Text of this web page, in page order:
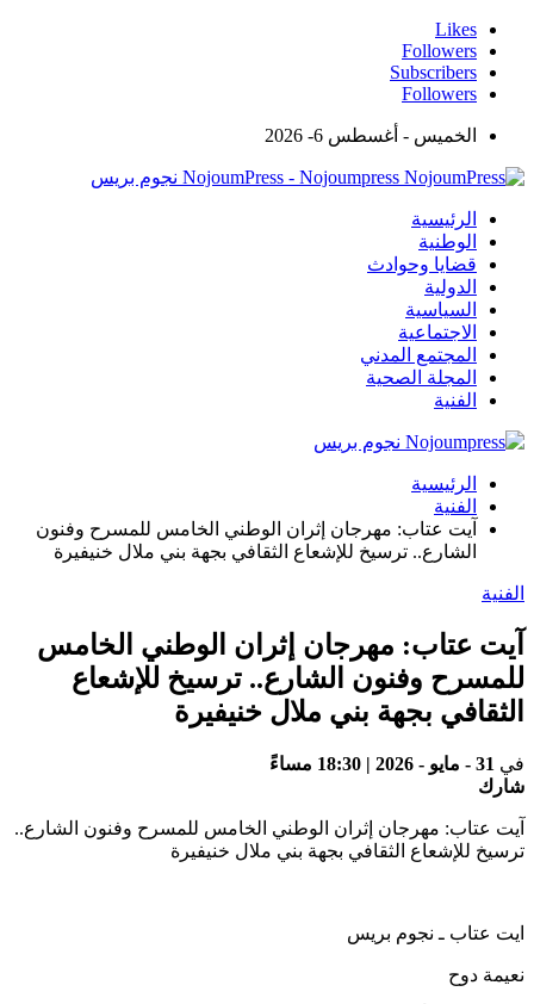
Likes
Followers
Subscribers
Followers
الخميس - أغسطس 6- 2026
NojoumPress - Nojoumpress نجوم بريس
الرئيسية
الوطنية
قضايا وحوادث
الدولية
السياسية
الاجتماعية
المجتمع المدني
المجلة الصحية
الفنية
الرئيسية
الفنية
آيت عتاب: مهرجان إثران الوطني الخامس للمسرح وفنون
الشارع.. ترسيخ للإشعاع الثقافي بجهة بني ملال خنيفيرة
الفنية
آيت عتاب: مهرجان إثران الوطني الخامس
للمسرح وفنون الشارع.. ترسيخ للإشعاع
الثقافي بجهة بني ملال خنيفيرة
في 31 - مايو - 2026 | 18:30 مساءً
شارك
آيت عتاب: مهرجان إثران الوطني الخامس للمسرح وفنون الشارع..
ترسيخ للإشعاع الثقافي بجهة بني ملال خنيفيرة
ايت عتاب ـ نجوم بريس
نعيمة دوح